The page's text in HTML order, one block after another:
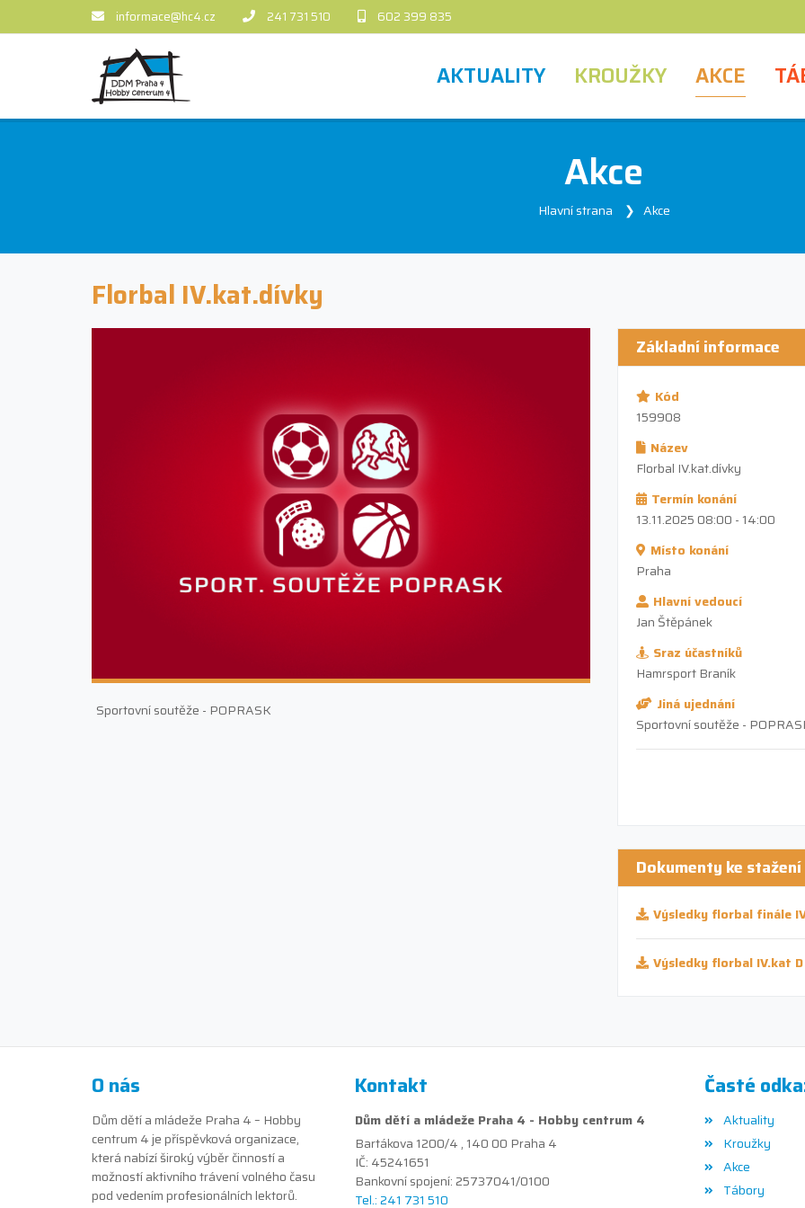
informace@hc4.cz 241 731 510 602 399 835
AKTUALITY KROUŽKY AKCE
Akce
Hlavní strana Akce
Florbal IV.kat.dívky
Sportovní soutěže - POPRASK
Základní informace
Kód
159908
Název
Florbal IV.kat.dívky
Termín konání
13.11.2025 08:00 - 14:00
Místo konání
Praha
Hlavní vedoucí
Jan Štěpánek
Sraz účastníků
Hamrsport Braník
Jiná ujednání
Sportovní soutěže -
Dokumenty ke stažení
Výsledky florbal finále
Výsledky florbal IV.kat
O nás
Dům dětí a mládeže Praha 4 – Hobby
centrum 4 je příspěvková organizace,
která nabízí široký výběr činností a
možností aktivního trávení volného času
pod vedením profesionálních lektorů.
Kontakt
Dům dětí a mládeže Praha 4 - Hobby centrum 4
Bartákova 1200/4 , 140 00 Praha 4
IČ: 45241651
Bankovní spojení: 25737041/0100
Tel.: 241 731 510
Časté
Aktuality
Kroužky
Akce
Tábory